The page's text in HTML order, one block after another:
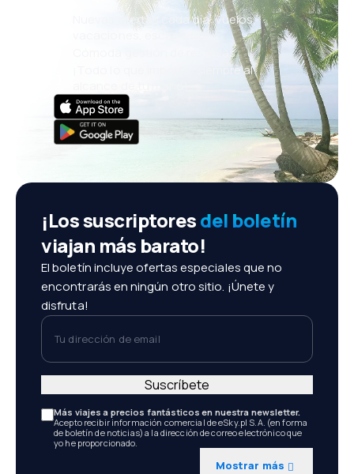
Nuevas ofertas cada día: vuelos,
vacaciones, escapadas
Cómoda gestión de reservas
¡Todo lo que importa, siempre al
¡Los suscriptoresdel boletín
viajan más barato!
El boletín incluye ofertas especiales que no
encontrarás en ningún otro sitio. ¡Únete y
disfruta!
Tu dirección de email
Más viajes a precios fantásticos en nuestra newsletter.
Acepto recibir información comercial de eSky.pl S.A. (en forma
de boletín de noticias) a la dirección de correo electrónico que
yo he proporcionado.
Mostrar más
Suscríbete